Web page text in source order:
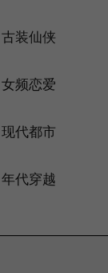
古装仙侠
女频恋爱
现代都市
年代穿越